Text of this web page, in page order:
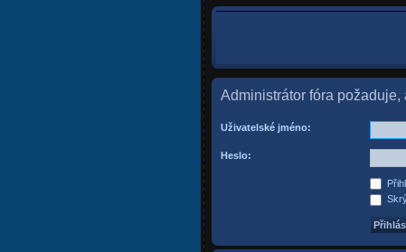
Administrátor fóra
Uživatelské jméno:
Heslo: